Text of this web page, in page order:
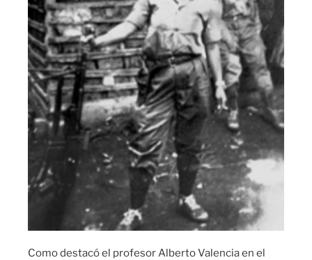
Como destacó el profesor Alberto Valencia en el